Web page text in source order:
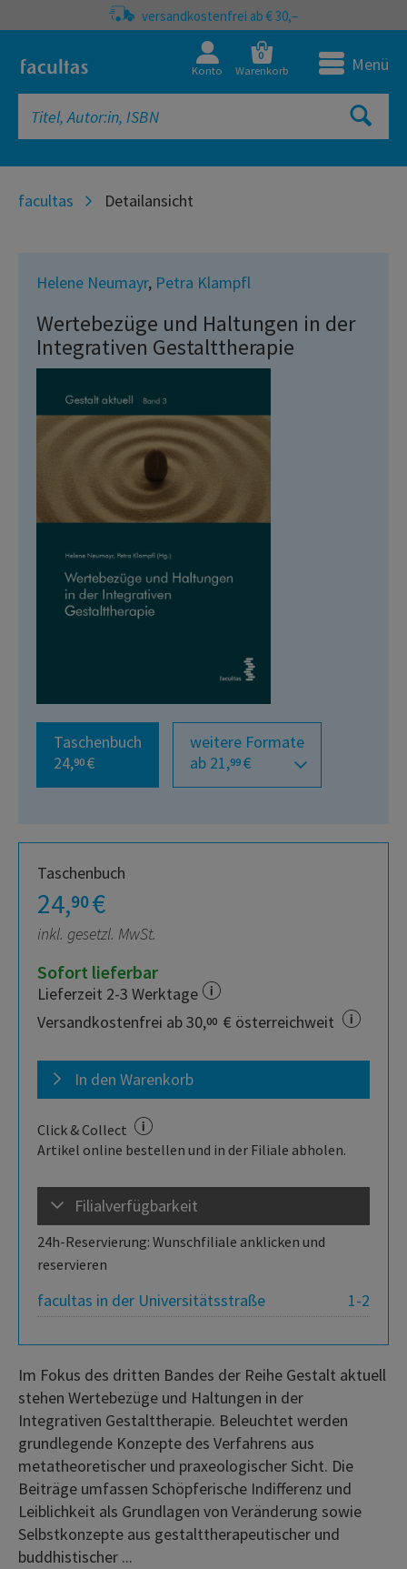
versandkostenfrei ab € 30,–
Konto
0
Warenkorb Menü
facultas Detailansicht
Helene Neumayr, Petra Klampfl
Wertebezüge und Haltungen in der
Integrativen Gestalttherapie
Taschenbuch
24,90 €
weitere Formate
ab 21,99 €
Taschenbuch
24,90€
inkl. gesetzl. MwSt.
Sofort lieferbar
Lieferzeit 2-3 Werktage
Versandkostenfrei ab 30,00 € österreichweit
In den Warenkorb
Click & Collect
Artikel online bestellen und in der Filiale abholen.
Filialverfügbarkeit
24h-Reservierung: Wunschfiliale anklicken und
reservieren
1-2
facultas in der Universitätsstraße
Im Fokus des dritten Bandes der Reihe Gestalt aktuell
stehen Wertebezüge und Haltungen in der
Integrativen Gestalttherapie. Beleuchtet werden
grundlegende Konzepte des Verfahrens aus
metatheoretischer und praxeologischer Sicht. Die
Beiträge umfassen Schöpferische Indifferenz und
Leiblichkeit als Grundlagen von Veränderung sowie
Selbstkonzepte aus gestalttherapeutischer und
buddhistischer ...